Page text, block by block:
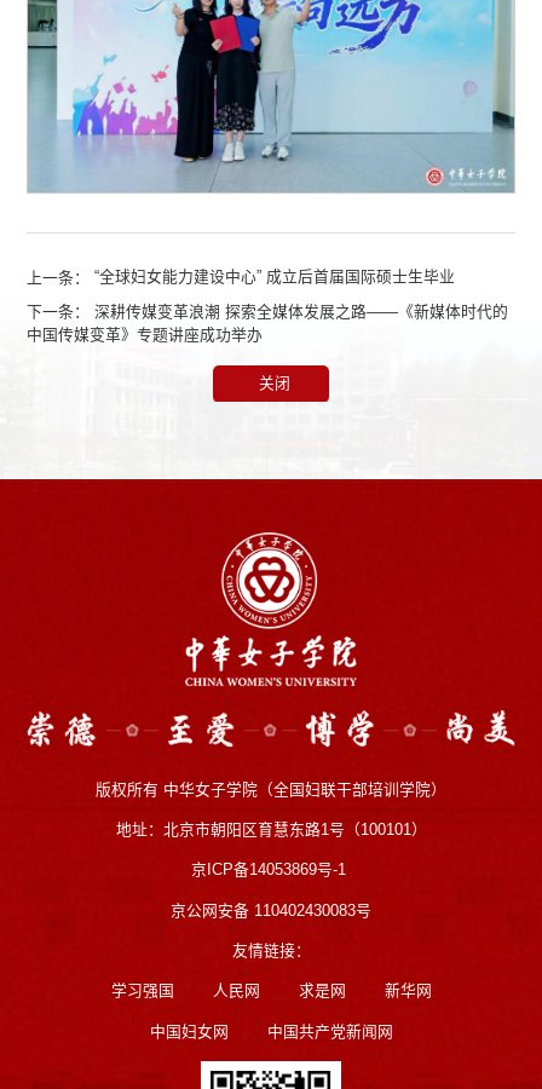
上一条：“全球妇女能力建设中心” 成立后首届国际硕士生毕业
下一条：深耕传媒变革浪潮 探索全媒体发展之路——《新媒体时代的
中国传媒变革》专题讲座成功举办
关闭
版权所有 中华女子学院（全国妇联干部培训学院）
地址：北京市朝阳区育慧东路1号（100101）
京ICP备14053869号-1
京公网安备 110402430083号
友情链接：
学习强国 人民网 求是网 新华网
中国妇女网 中国共产党新闻网